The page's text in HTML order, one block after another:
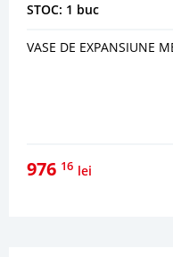
STOC: 1 buc
VASE DE EXPANSIUNE
976 16 lei